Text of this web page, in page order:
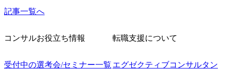
記事一覧へ
コンサルお役立ち情報
受付中の選考会/セミナー一覧
転職支援について
エグゼクティブコンサルタン